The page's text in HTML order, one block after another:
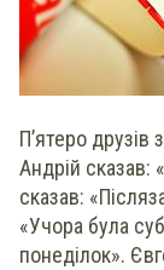
П’ятеро друзів
Андрій сказав:
сказав:
«Учора була
понеділок».